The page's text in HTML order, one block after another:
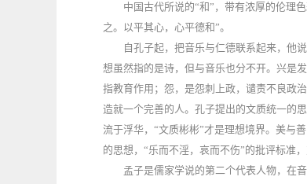
中国古代所说的“和”，带有浓厚的伦理
之。以平其心，心平德和”。
自孔子起，把音乐与仁德联系起来，他
想虽然指的是诗，但与音乐也分不开。兴是
指教育作用；怨，是怨刺上政，谴责不良政
造就一个完善的人。孔子提出的文质统一的
流于浮华，“文质彬彬”才是理想境界。美与
的思想，“乐而不淫，哀而不伤”的批评标准，
孟子是儒家学说的第二个代表人物，在